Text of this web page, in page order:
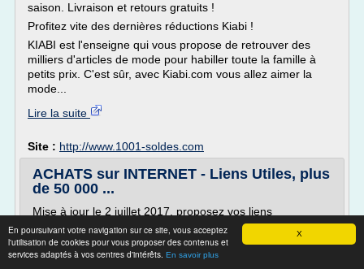
X
En poursuivant votre navigation sur ce site, vous acceptez
l'utilisation de cookies pour vous proposer des contenus et
services adaptés à vos centres d'intérêts. En savoir plus
saison. Livraison et retours gratuits !
Profitez vite des dernières réductions Kiabi !
KIABI est l'enseigne qui vous propose de retrouver des
milliers d'articles de mode pour habiller toute la famille à
petits prix. C'est sûr, avec Kiabi.com vous allez aimer la
mode...
Lire la suite
Site : http://www.1001-soldes.com
ACHATS sur INTERNET - Liens Utiles, plus
de 50 000 ...
Mise à jour le 2 juillet 2017, proposez vos liens
.
1001 REDUCTIONS : propose les codes promo et bons
de réduction des sites marchands pour acheter moins